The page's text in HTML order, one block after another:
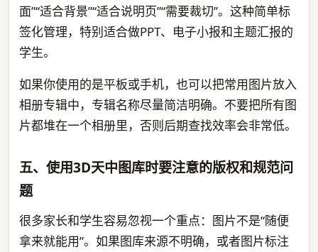
面”“适合背景”“适合说明页”“需要裁切”。这种简单标
签化管理，特别适合做PPT、电子小报和主题汇报的
学生。
如果你使用的是平板或手机，也可以把常用图片放入
相册专辑中，专辑名称尽量简洁明确。不要把所有图
片都堆在一个相册里，否则后期查找效率会非常低。
五、使用3D天中图库时要注意的版权和规范问
题
很多家长和学生容易忽视一个重点：图片不是“随便
拿来就能用”。如果图库来源不明确，或者图片标注